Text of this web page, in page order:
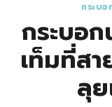
กระบอ
กระบอ
เท็มที่ส
ลุย